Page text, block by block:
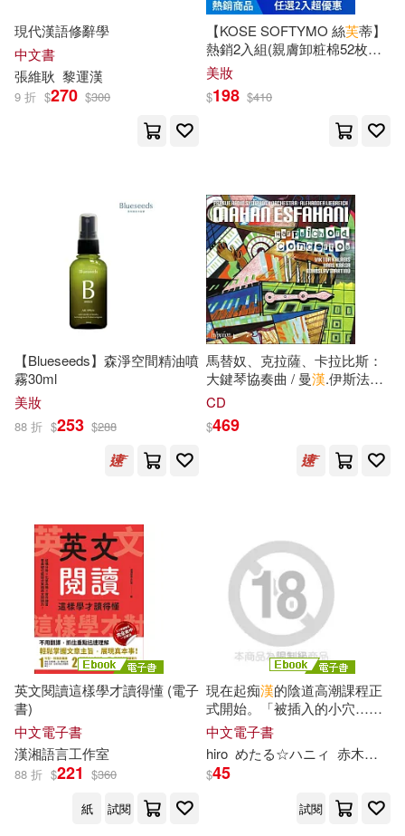
王子今(33)
蔡金吉(33)
鼎文公職名師群(33)
プレステージ出版（写真集）(32)
吉岡公威(32)
海洋委員會海洋保育署(32)
芙蘿(32)
邱永芳(32) 林崇漢(31)
（瑞士）約翰娜·斯比麗(31)
(比)岡特·鮑利(30) 保冬妮(30)
本書編寫組編(30) 蘇軾閔(30)
魯迅(30) MAX-A(29)
h.m.p(29) 上海圖書館(29)
SONY MUSIC(255)
新世界出版社(255)
上海書店出版社(253)
電子工業出版社(251)
法律出版社(248)
石油工業出版社(241)
黃山書社(234)
KADOKAWA(224)
四川辭書出版社(223)
中國農業出版社(222)
九州出版社(222)
廈門大學出版社(221)
上海書畫出版社(220)
中國海關出版社(219)
同濟大學出版社(219)
現代漢語修辭學
中文書
張維耿 黎運漢
9 折 $270 $300
【KOSE SOFTYMO 絲芙蒂】
熱銷2入組(親膚卸粧棉52枚、
洗顏霜 150g)
美妝
$198 $410
【Blueseeds】森淨空間精油噴
霧30ml
美妝
88 折 $253 $288
馬替奴、克拉薩、卡拉比斯：
大鍵琴協奏曲 / 曼漢.伊斯法哈
尼/大鍵琴(Martinů, Krása &
Concertos / Mahan Esfahani)
CD
$469
英文閱讀這樣學才讀得懂 (電子
書)
中文電子書
漢湘語言工作室
88 折 $221 $360
紙
試閱
現在起痴漢的陰道高潮課程正
式開始。「被插入的小穴…正
一陣一陣地收縮著呢?」 02 (電
子書)
中文電子書
hiro めたる☆ハニィ 赤木蓮屋
$45
試閱